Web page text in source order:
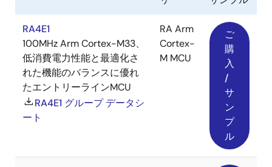
RA4E1
100MHz Arm Cortex-M33、
低消費電力性能と最適化さ
れた機能のバランスに優れ
たエントリーラインMCU
RA4E1 グループ データシ
ート
RA Arm
Cortex-
M MCU
ご
購
入
/
サ
ン
プ
ル